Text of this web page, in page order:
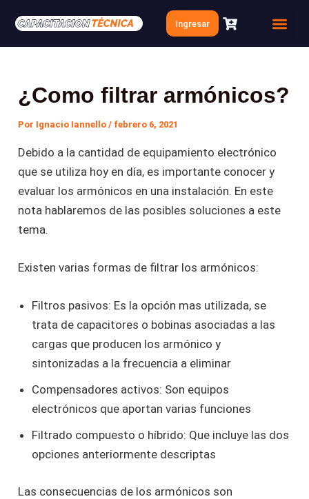
contenido
Ingresar
¿Como filtrar armónicos?
Por Ignacio Iannello/ febrero 6, 2021
Debido a la cantidad de equipamiento electrónico
que se utiliza hoy en día, es importante conocer y
evaluar los armónicos en una instalación. En este
nota hablaremos de las posibles soluciones a este
tema.
Existen varias formas de filtrar los armónicos:
Filtros pasivos: Es la opción mas utilizada, se
trata de capacitores o bobinas asociadas a las
cargas que producen los armónico y
sintonizadas a la frecuencia a eliminar
Compensadores activos: Son equipos
electrónicos que aportan varias funciones
Filtrado compuesto o híbrido: Que incluye las dos
opciones anteriormente descriptas
Las consecuencias de los armónicos son
de
entradas